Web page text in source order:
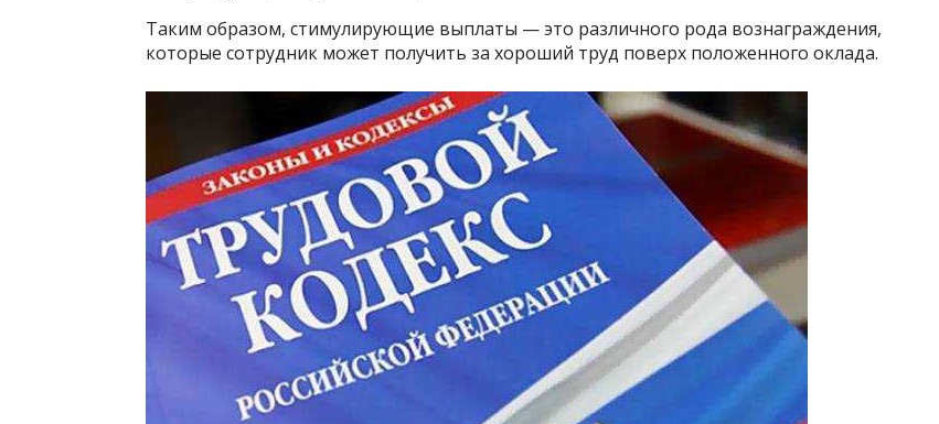
Таким образом, стимулирующие выплаты — это различного рода вознаграждения,
которые сотрудник может получить за хороший труд поверх положенного оклада.